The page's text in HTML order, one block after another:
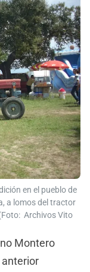
en el pueblo de
a lomos del tractor
Archivos Vito
Montero